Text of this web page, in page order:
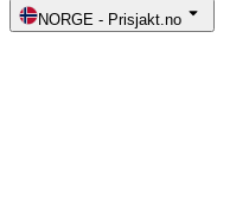
NORGE - Prisjakt.no